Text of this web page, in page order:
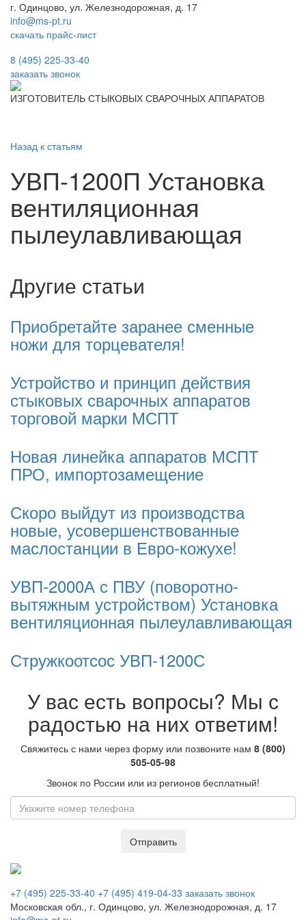
г. Одинцово, ул. Железнодорожная, д. 17
info@ms-pt.ru
скачать прайс-лист
8 (495) 225-33-40
заказать звонок
ИЗГОТОВИТЕЛЬ СТЫКОВЫХ СВАРОЧНЫХ АППАРАТОВ
Назад к статьям
УВП-1200П Установка
вентиляционная
пылеулавливающая
Другие статьи
Приобретайте заранее сменные
ножи для торцевателя!
Устройство и принцип действия
стыковых сварочных аппаратов
торговой марки МСПТ
Новая линейка аппаратов МСПТ
ПРО, импортозамещение
Скоро выйдут из производства
новые, усовершенствованные
маслостанции в Евро-кожухе!
УВП-2000А с ПВУ (поворотно-
вытяжным устройством) Установка
вентиляционная пылеулавливающая
Стружкоотсос УВП-1200С
У вас есть вопросы? Мы с
радостью на них ответим!
Свяжитесь с нами через форму или позвоните нам 8 (800)
505-05-98
Звонок по России или из регионов бесплатный!
Отправить
+7 (495) 225-33-40 +7 (495) 419-04-33 заказать звонок
Московская обл., г. Одинцово, ул. Железнодорожная, д. 17